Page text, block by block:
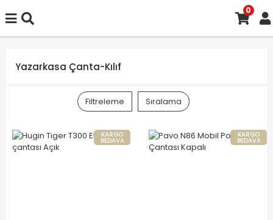
0
Yazarkasa Çanta-Kılıf
Filtreleme Sıralama
KARGO
BEDAVA
KARGO
BEDAVA